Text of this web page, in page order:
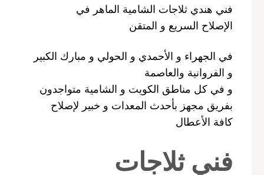
فني هندي ثلاجات الشامية الماهر في
الإصلاح السريع و المتقن
في الجهراء و الأحمدي و الحولي و مبارك الكبير
و الفروانية والعاصمة
و في كل مناطق الكويت و الشامية متواجدون
بفريق مجهز بأحدث المعدات و خبير لإصلاح
كافة الأعطال
فني ثلاجات